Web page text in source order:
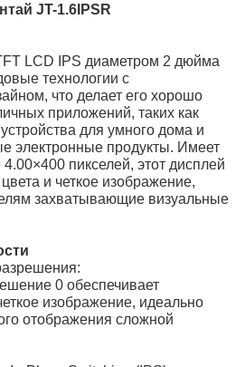
JT-1.6IPSR
LCD IPS диаметром 2 дюйма
технологии с
что делает его хорошо
приложений, таких как
для умного дома и
электронные продукты. Имеет
4.00×400 пикселей, этот дисплей
и четкое изображение,
захватывающие визуальные
0 обеспечивает
изображение, идеально
отображения сложной